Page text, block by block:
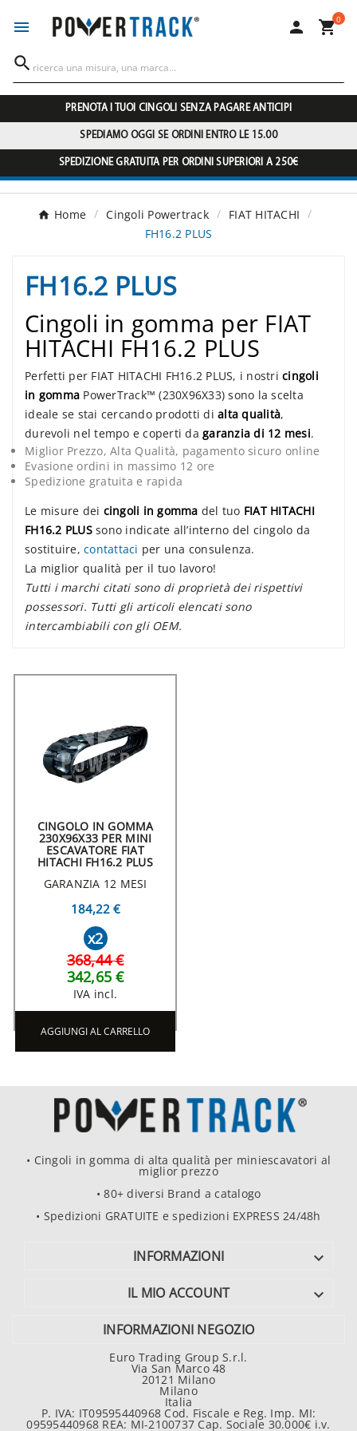
  0

PRENOTA I TUOI CINGOLI SENZA PAGARE ANTICIPI
SPEDIAMO OGGI SE ORDINI ENTRO LE 15.00
SPEDIZIONE GRATUITA PER ORDINI SUPERIORI A 250€
Home Cingoli Powertrack
FIAT HITACHI
FH16.2 PLUS
FH16.2 PLUS
Cingoli in gomma per FIAT
HITACHI FH16.2 PLUS
Perfetti per FIAT HITACHI FH16.2 PLUS, i nostri cingoli
in gomma PowerTrack™ (230X96X33) sono la scelta
ideale se stai cercando prodotti di alta qualità,
durevoli nel tempo e coperti da garanzia di 12 mesi.
Miglior Prezzo, Alta Qualità, pagamento sicuro online
Evasione ordini in massimo 12 ore
Spedizione gratuita e rapida
Le misure dei cingoli in gomma del tuo FIAT HITACHI
FH16.2 PLUSsono indicate all’interno del cingolo da
sostituire, contattaci per una consulenza.
La miglior qualità per il tuo lavoro!
Tutti i marchi citati sono di proprietà dei rispettivi
possessori. Tutti gli articoli elencati sono
intercambiabili con gli OEM.
CINGOLO IN GOMMA
230X96X33 PER MINI
ESCAVATORE FIAT
HITACHI FH16.2 PLUS
GARANZIA 12 MESI
184,22 €
x2
368,44 €
342,65 €
IVA incl.
AGGIUNGI AL CARRELLO
• Cingoli in gomma di alta qualità per miniescavatori al
miglior prezzo
• 80+ diversi Brand a catalogo
• Spedizioni GRATUITE e spedizioni EXPRESS 24/48h
INFORMAZIONI 
IL MIO ACCOUNT 
INFORMAZIONI NEGOZIO
Euro Trading Group S.r.l.
Via San Marco 48
20121 Milano
Milano
Italia
P. IVA: IT09595440968 Cod. Fiscale e Reg. Imp. MI:
09595440968 REA: MI-2100737 Cap. Sociale 30.000€ i.v.